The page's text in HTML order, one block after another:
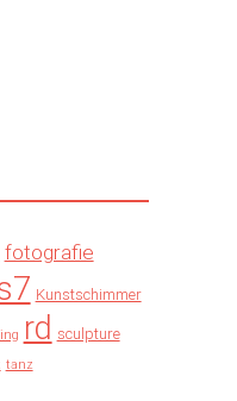
fotografie
Kunstschimmer
rd sculpture
tanz